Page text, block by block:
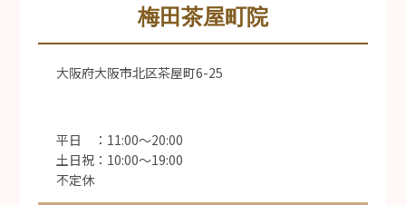
梅田茶屋町院
大阪府大阪市北区茶屋町6-25
平日 ：11:00〜20:00
土日祝：10:00〜19:00
不定休